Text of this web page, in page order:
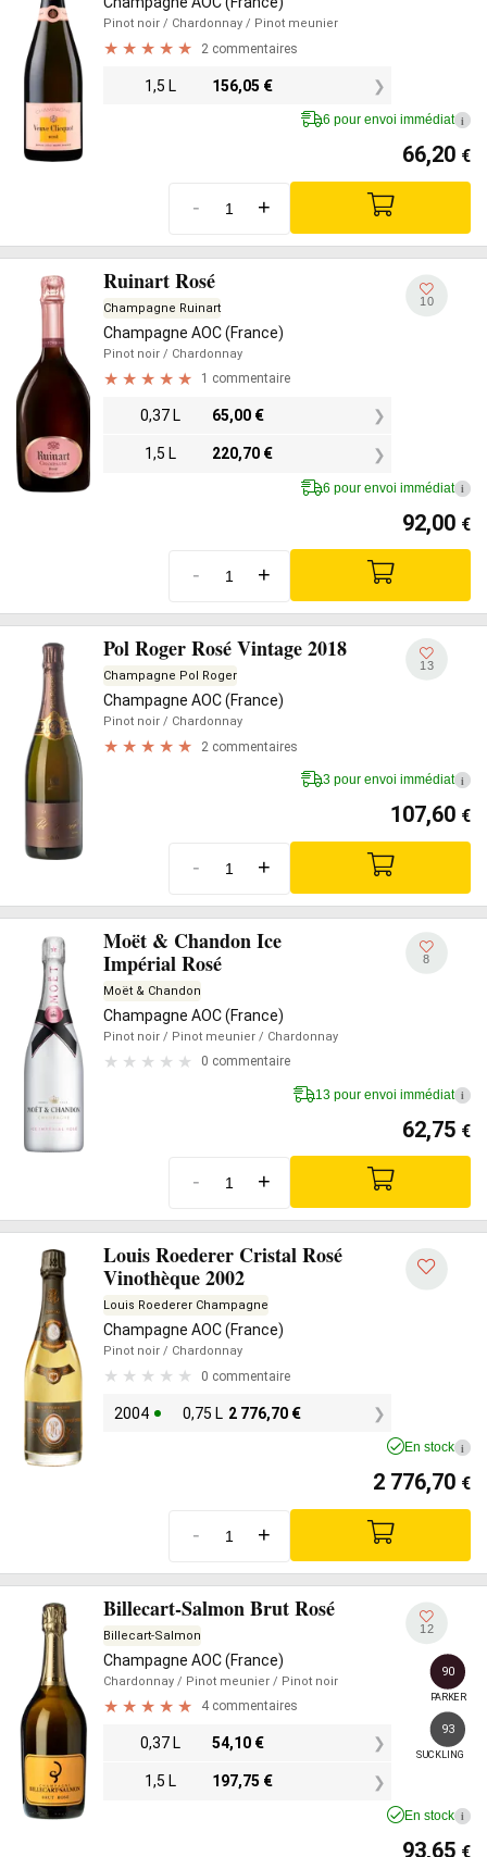
Pinot noir / Chardonnay / Pinot meunier
2 commentaires
1,5 L 156,05 €
6 pour envoi immédiat i
66,20 €
- +
Ruinart Rosé
Champagne Ruinart
Champagne AOC (France)
Pinot noir / Chardonnay
1 commentaire
0,37 L 65,00 €
1,5 L 220,70 €
10
6 pour envoi immédiat i
92,00 €
- +
Pol Roger Rosé Vintage 2018
Champagne Pol Roger
Champagne AOC (France)
Pinot noir / Chardonnay
2 commentaires
13
3 pour envoi immédiat i
107,60 €
- +
Moët & Chandon Ice
Impérial Rosé
Moët & Chandon
Champagne AOC (France)
Pinot noir / Pinot meunier / Chardonnay
0 commentaire
8
13 pour envoi immédiat i
62,75 €
- +
Louis Roederer Cristal Rosé
Vinothèque 2002
Louis Roederer Champagne
Champagne AOC (France)
Pinot noir / Chardonnay
0 commentaire
2004 0,75 L 2 776,70 €
En stock i
2 776,70 €
- +
Billecart-Salmon Brut Rosé
Billecart-Salmon
Champagne AOC (France)
Chardonnay / Pinot meunier / Pinot noir
4 commentaires
0,37 L 54,10 €
1,5 L 197,75 €
12
90
PARKER
93
SUCKLING
En stock i
93,65 €